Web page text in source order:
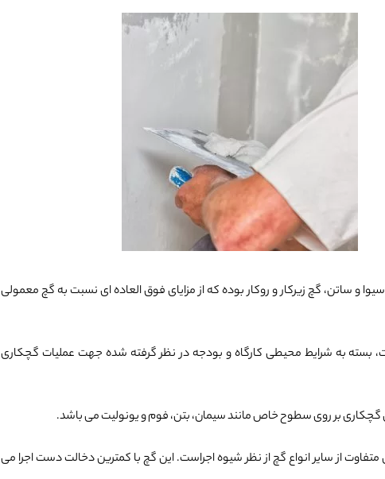
و ساتن، گچ زیرکار و روکار بوده که از مزایای فوق العاده ای نسبت به گچ معمولی
بسته به شرایط محیطی کارگاه و بودجه در نظر گرفته شده جهت عملیات گچکاری
بر روی سطوح خاص مانند سیمان، بتن، فوم و یونولیت می باشد.
از سایر انواع گچ از نظر شیوه اجراست. این گچ با کمترین دخالت دست اجرا می